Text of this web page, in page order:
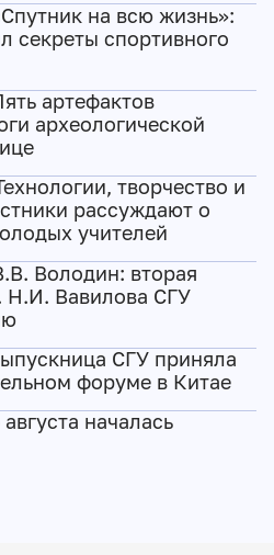
на всю жизнь»:
секреты спортивного
артефактов
археологической
творчество и
рассуждают о
учителей
Володин: вторая
Н.И. Вавилова СГУ
СГУ приняла
форуме в Китае
августа началась